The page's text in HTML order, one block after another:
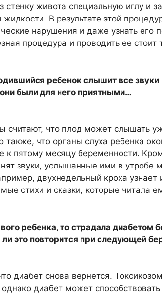
стенку живота специальную иглу и
жидкости. В результате этой
нарушения и даже узнать его
процедура и проводить ее стоит
ребенок слышит все звуки
были для него приятными…
считают, что плод может слышать
также, что органы слуха ребенка
к пятому месяцу беременности.
звуки, услышанные ими в утробе
двухнедельный кроха узнает
стихи и сказки, которые читала
ребенка, то страдала диабетом
это повторится при следующей
диабет снова вернется.
диабет может способствовать